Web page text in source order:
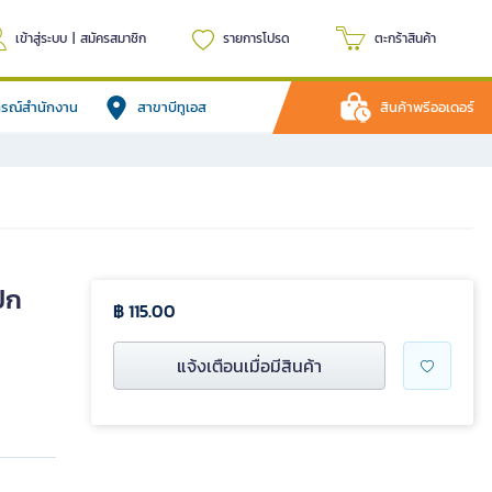
เข้าสู่ระบบ | สมัครสมาชิก รายการโปรด ตะกร้าสินค้า
รณ์สำนักงาน สาขาบีทูเอส สินค้าพรีออเดอร์
฿ 115.00
แจ้งเตือนเมื่อมีสินค้า